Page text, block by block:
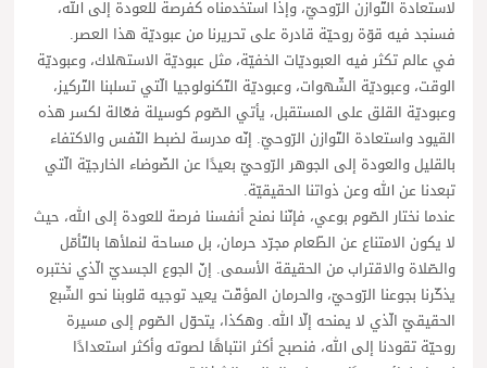
لاستعادة التّوازن الرّوحيّ، وإذا استخدمناه كفرصة للعودة إلى الله،
فسنجد فيه قوّة روحيّة قادرة على تحريرنا من عبوديّة هذا العصر.
في عالم تكثر فيه العبوديّات الخفيّة، مثل عبوديّة الاستهلاك، وعبوديّة
الوقت، وعبوديّة الشّهوات، وعبوديّة التّكنولوجيا الّتي تسلبنا التّركيز،
وعبوديّة القلق على المستقبل، يأتي الصّوم كوسيلة فعّالة لكسر هذه
القيود واستعادة التّوازن الرّوحيّ. إنّه مدرسة لضبط النّفس والاكتفاء
بالقليل والعودة إلى الجوهر الرّوحيّ بعيدًا عن الضّوضاء الخارجيّة الّتي
تبعدنا عن الله وعن ذواتنا الحقيقيّة.
عندما نختار الصّوم بوعي، فإنّنا نمنح أنفسنا فرصة للعودة إلى الله، حيث
لا يكون الامتناع عن الطّعام مجرّد حرمان، بل مساحة لنملأها بالتّأمّل
والصّلاة والاقتراب من الحقيقة الأسمى. إنّ الجوع الجسديّ الّذي نختبره
يذكّرنا بجوعنا الرّوحيّ، والحرمان المؤقّت يعيد توجيه قلوبنا نحو الشّبع
الحقيقيّ الّذي لا يمنحه إلّا الله. وهكذا، يتحوّل الصّوم إلى مسيرة
روحيّة تقودنا إلى الله، فنصبح أكثر انتباهًا لصوته وأكثر استعدادًا